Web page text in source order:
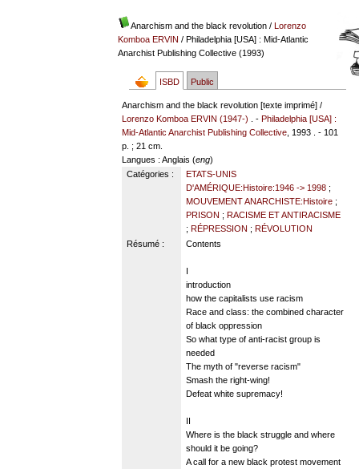
Anarchism and the black revolution/ Lorenzo
Komboa ERVIN / Philadelphia [USA] : Mid-Atlantic
Anarchist Publishing Collective (1993)
ISBD Public
Anarchism and the black revolution [texte imprimé] /
Lorenzo Komboa ERVIN (1947-)
. -Philadelphia [USA] :
Mid-Atlantic Anarchist Publishing Collective , 1993 . - 101
p. ; 21 cm.
Langues : Anglais (eng)
Catégories :
ETATS-UNIS
D'AMÉRIQUE:Histoire:1946 -> 1998;
MOUVEMENT ANARCHISTE:Histoire;
PRISON ; RACISME ET ANTIRACISME
; RÉPRESSION ; RÉVOLUTION
Résumé :
Contents
I
introduction
how the capitalists use racism
Race and class: the combined character
of black oppression
So what type of anti-racist group is
needed
The myth of "reverse racism"
Smash the right-wing!
Defeat white supremacy!
II
Where is the black struggle and where
should it be going?
A call for a new black protest movement